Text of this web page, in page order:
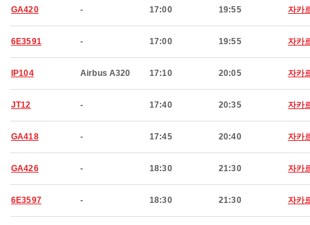
GA420 - 17:00 19:55 자카
6E3591 - 17:00 19:55 자카
IP104 Airbus A320 17:10 20:05 자카
JT12 - 17:40 20:35 자카
GA418 - 17:45 20:40 자카
GA426 - 18:30 21:30 자카
6E3597 - 18:30 21:30 자카